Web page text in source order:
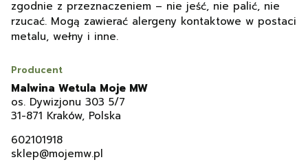
zgodnie z przeznaczeniem – nie jeść, nie palić, nie
rzucać. Mogą zawierać alergeny kontaktowe w postaci
metalu, wełny i inne.
Producent
Malwina Wetula Moje MW
os. Dywizjonu 303 5/7
31-871 Kraków, Polska
602101918
sklep@mojemw.pl